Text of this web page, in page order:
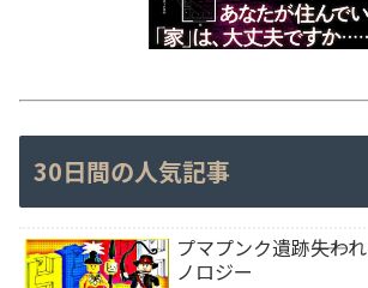
30日間の人気記事
プマプンク遺跡――失わ
ノロジー